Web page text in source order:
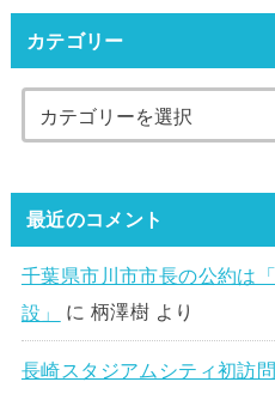
カテゴリー
最近のコメント
千葉県市川市市長の公約は
設」
に 柄澤樹 より
長崎スタジアムシティ初訪